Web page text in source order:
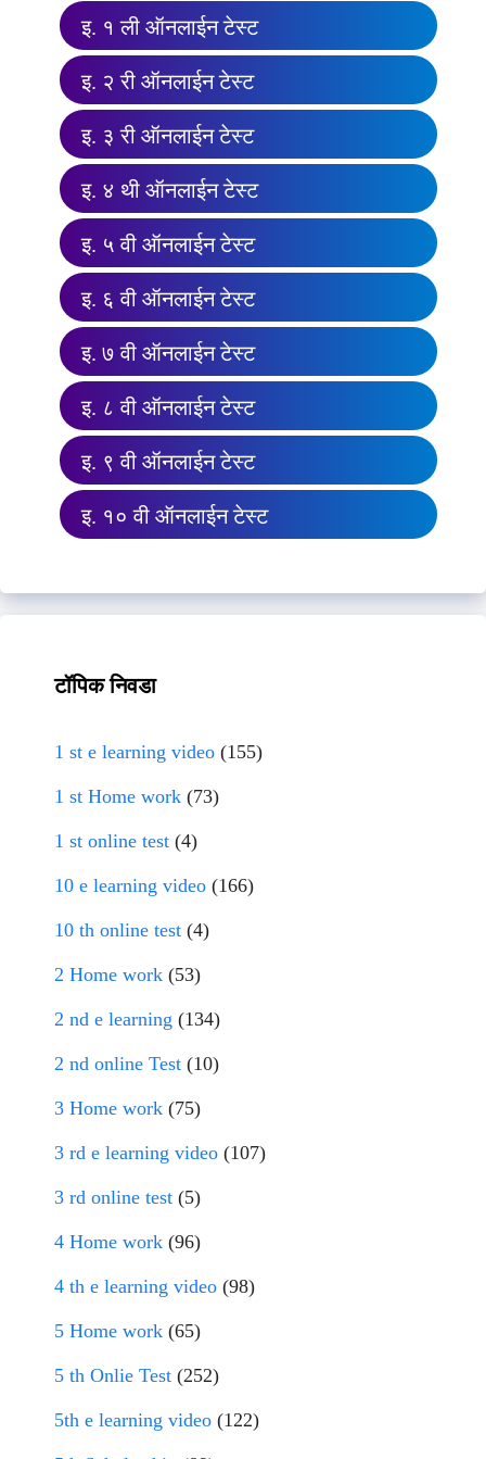
इ. १ ली ऑनलाईन टेस्ट
इ. २ री ऑनलाईन टेस्ट
इ. ३ री ऑनलाईन टेस्ट
इ. ४ थी ऑनलाईन टेस्ट
इ. ५ वी ऑनलाईन टेस्ट
इ. ६ वी ऑनलाईन टेस्ट
इ. ७ वी ऑनलाईन टेस्ट
इ. ८ वी ऑनलाईन टेस्ट
इ. ९ वी ऑनलाईन टेस्ट
इ. १० वी ऑनलाईन टेस्ट
टॉपिक निवडा
1 st e learning video (155)
1 st Home work (73)
1 st online test (4)
10 e learning video (166)
10 th online test (4)
2 Home work (53)
2 nd e learning (134)
2 nd online Test (10)
3 Home work (75)
3 rd e learning video (107)
3 rd online test (5)
4 Home work (96)
4 th e learning video (98)
5 Home work (65)
5 th Onlie Test (252)
5th e learning video (122)